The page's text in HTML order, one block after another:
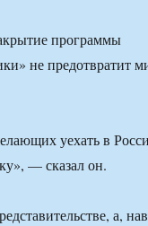
программы
не предотвратит
уехать в
— сказал он.
а,